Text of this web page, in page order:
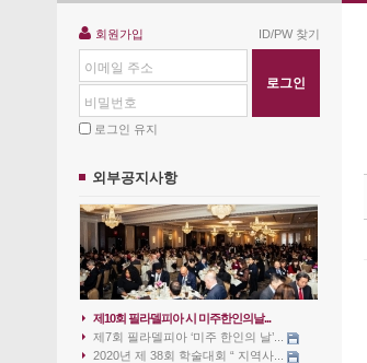
회원가입 ID/PW 찾기
이메일 주소
비밀번호
로그인 유지
외부공지사항
제10회 필라델피아 시 미주한인의날...
제7회 필라델피아 ‘미주 한인의 날’...
2020년 제 38회 학술대회 “ 지역사...
Sketchbook5, 스케치북5
Sketchbook5, 스케치북5